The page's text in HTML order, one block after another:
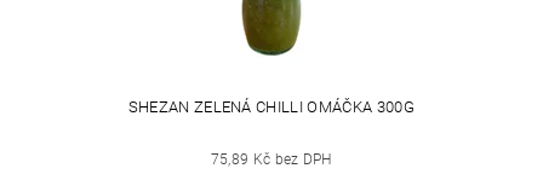
SHEZAN ZELENÁ CHILLI OMÁČKA 300G
75,89 Kč bez DPH